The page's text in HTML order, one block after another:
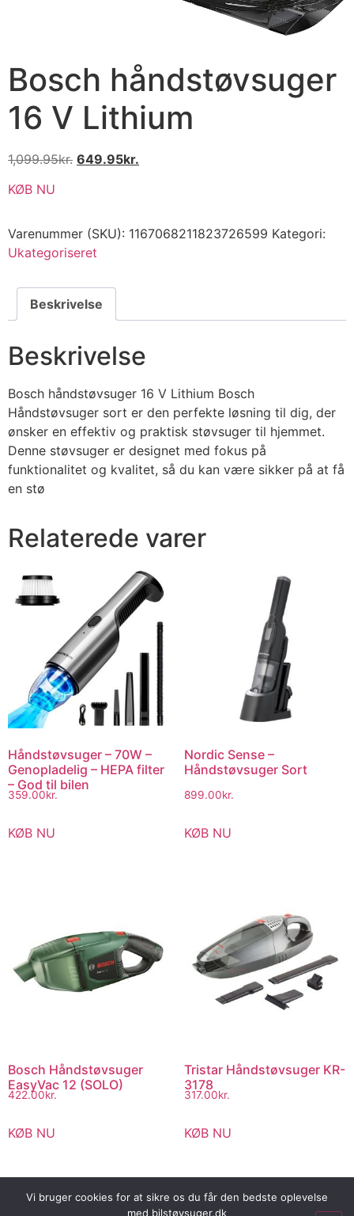
Bosch håndstøvsuger
16 V Lithium
1,099.95kr. 649.95kr.
KØB NU
Varenummer (SKU): 1167068211823726599 Kategori:
Ukategoriseret
Beskrivelse
Beskrivelse
Bosch håndstøvsuger 16 V Lithium Bosch
Håndstøvsuger sort er den perfekte løsning til dig, der
ønsker en effektiv og praktisk støvsuger til hjemmet.
Denne støvsuger er designet med fokus på
funktionalitet og kvalitet, så du kan være sikker på at få
en stø
Relaterede varer
Håndstøvsuger – 70W –
Genopladelig – HEPA filter
– God til bilen
359.00kr.
KØB NU
Nordic Sense –
Håndstøvsuger Sort
899.00kr.
KØB NU
Bosch Håndstøvsuger
EasyVac 12 (SOLO)
422.00kr.
KØB NU
Tristar Håndstøvsuger KR-
3178
317.00kr.
KØB NU
Vi bruger cookies for at sikre os du får den bedste oplevelse
med bilstøvsuger.dk